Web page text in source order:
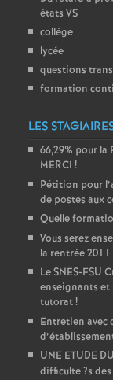
états VS
collège
lycée
questions
formation
LES
66,29% pour la
MERCI !
Pétition pour
de postes aux
Quelle
Vous serez
la rentrée 2011
LeSNES-FSU
enseignants et
tutorat!
Entretien avec
UNE ETUDE DU
difficulte?s